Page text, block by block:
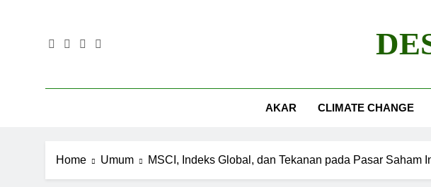
AKAR CLIMATE CHANGE
Home Umum MSCI, Indeks Global, dan Tekanan pada Pasar Saham